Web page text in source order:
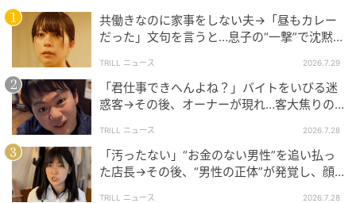
「ちゃうねん、ちゃうねん。あれタイミーやねん。社
長みたいなタイミーやねん」
店員は厨房に向かって声をかけます。
「山本ー！もう洗いもんいいから休憩いこかー！」
「えっ、タイミーって派遣バイトってこと？」
「うん」
共働きなのに家事をしない夫→「昼もカレー
だった」文句を言うと…息子の“一撃”で沈黙
TRILL ニュース 2026.7.29
「君仕事できへんよね？」バイトをいびる迷
惑客→その後、オーナーが現れ…客大焦りの
TRILL ニュース 2026.7.28
「汚ったない」“お金のない男性”を追い払っ
た店長→その後、“男性の正体”が発覚し、顔
TRILL ニュース 2026.7.28